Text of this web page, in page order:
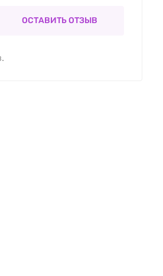
ОСТАВИТЬ ОТЗЫВ